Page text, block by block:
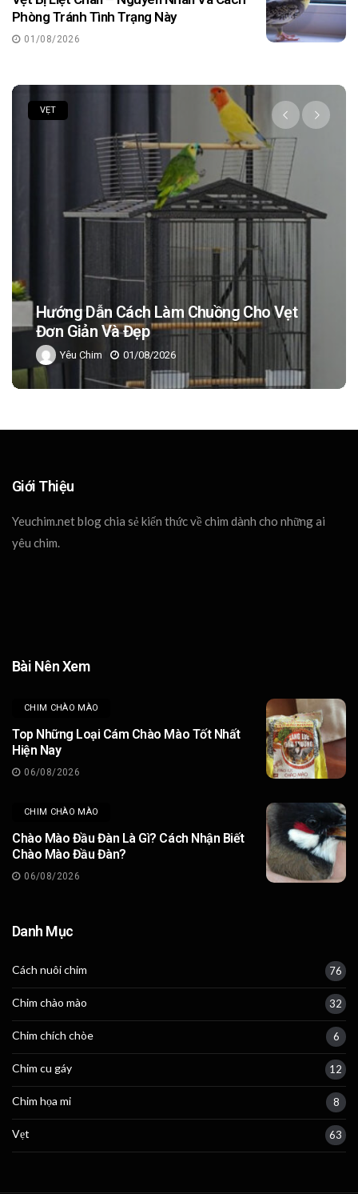
Phòng Tránh Tình Trạng Này
01/08/2026
CÁCH NUÔI CHIM
Tổng Hợp Các Loại Thức Ăn Không Nên
Cho Chim Ăn
Phương Minh 01/08/2026
Giới Thiệu
Yeuchim.net blog chia sẻ kiến thức về chim dành cho những ai
yêu chim.
Bài Nên Xem
CHIM CHÀO MÀO
Top Những Loại Cám Chào Mào Tốt Nhất
Hiện Nay
06/08/2026
CHIM CHÀO MÀO
Chào Mào Đầu Đàn Là Gì? Cách Nhận Biết
Chào Mào Đầu Đàn?
06/08/2026
Danh Mục
Cách nuôi chim 76
Chim chào mào 32
Chim chích chòe 6
Chim cu gáy 12
Chim họa mi 8
Vẹt 63